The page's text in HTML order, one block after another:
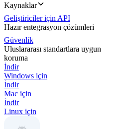
Kaynaklar
Geliştiriciler için API
Hazır entegrasyon çözümleri
Güvenlik
Uluslararası standartlara uygun
koruma
İndir
Windows için
İndir
Mac için
İndir
Linux için